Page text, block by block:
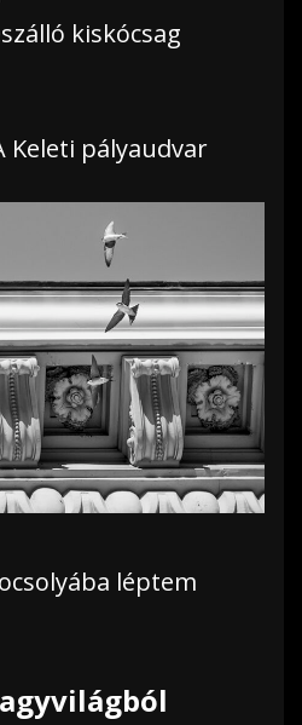
kiskócsag
Keleti pályaudvar
léptem